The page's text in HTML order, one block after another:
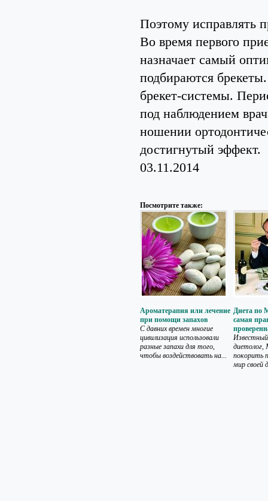
Поэтому исправлять
Во время первого
назначает самый
подбираются
брекет-системы.
под наблюдением
ношении
достигнутый эффект.
03.11.2014
Посмотрите также:
Ароматерапия или лечение
при помощи запахов
С давних времен многие
цивилизация использовали
разные запахи для того,
чтобы воздействовать на...
Диета по
самая
диетолог,
покорить
мир своей